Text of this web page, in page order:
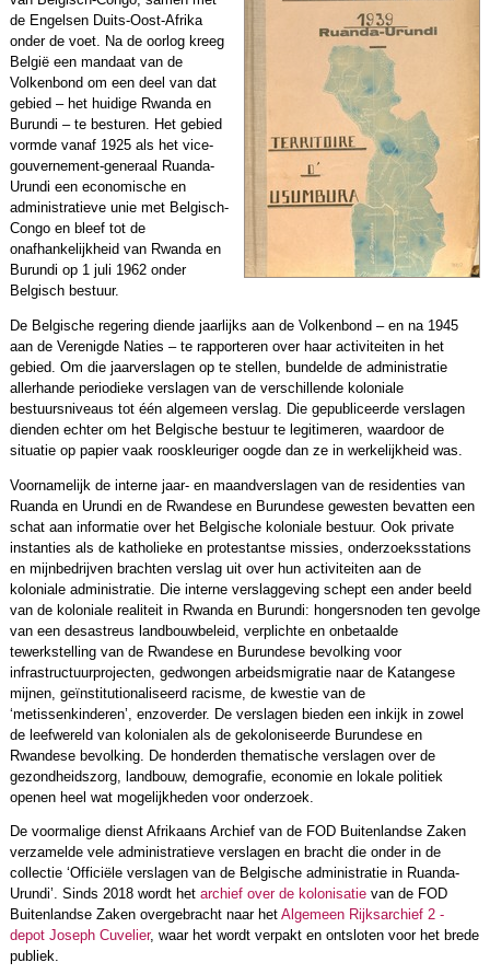
de Engelsen Duits-Oost-Afrika
onder de voet. Na de oorlog kreeg
België een mandaat van de
Volkenbond om een deel van dat
gebied – het huidige Rwanda en
Burundi – te besturen. Het gebied
vormde vanaf 1925 als het vice-
gouvernement-generaal Ruanda-
Urundi een economische en
administratieve unie met Belgisch-
Congo en bleef tot de
onafhankelijkheid van Rwanda en
Burundi op 1 juli 1962 onder
Belgisch bestuur.
De Belgische regering diende jaarlijks aan de Volkenbond – en na 1945
aan de Verenigde Naties – te rapporteren over haar activiteiten in het
gebied. Om die jaarverslagen op te stellen, bundelde de administratie
allerhande periodieke verslagen van de verschillende koloniale
bestuursniveaus tot één algemeen verslag. Die gepubliceerde verslagen
dienden echter om het Belgische bestuur te legitimeren, waardoor de
situatie op papier vaak rooskleuriger oogde dan ze in werkelijkheid was.
Voornamelijk de interne jaar- en maandverslagen van de residenties van
Ruanda en Urundi en de Rwandese en Burundese gewesten bevatten een
schat aan informatie over het Belgische koloniale bestuur. Ook private
instanties als de katholieke en protestantse missies, onderzoeksstations
en mijnbedrijven brachten verslag uit over hun activiteiten aan de
koloniale administratie. Die interne verslaggeving schept een ander beeld
van de koloniale realiteit in Rwanda en Burundi: hongersnoden ten gevolge
van een desastreus landbouwbeleid, verplichte en onbetaalde
tewerkstelling van de Rwandese en Burundese bevolking voor
infrastructuurprojecten, gedwongen arbeidsmigratie naar de Katangese
mijnen, geïnstitutionaliseerd racisme, de kwestie van de
‘metissenkinderen’, enzoverder. De verslagen bieden een inkijk in zowel
de leefwereld van kolonialen als de gekoloniseerde Burundese en
Rwandese bevolking. De honderden thematische verslagen over de
gezondheidszorg, landbouw, demografie, economie en lokale politiek
openen heel wat mogelijkheden voor onderzoek.
De voormalige dienst Afrikaans Archief van de FOD Buitenlandse Zaken
verzamelde vele administratieve verslagen en bracht die onder in de
collectie ‘Officiële verslagen van de Belgische administratie in Ruanda-
Urundi’. Sinds 2018 wordt het archief over de kolonisatievan de FOD
Buitenlandse Zaken overgebracht naar het Algemeen Rijksarchief 2 -
depot Joseph Cuvelier, waar het wordt verpakt en ontsloten voor het brede
publiek.